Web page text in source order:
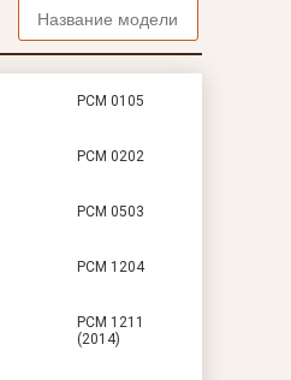
PCM 0105
PCM 0202
PCM 0503
PCM 1204
PCM 1211
(2014)